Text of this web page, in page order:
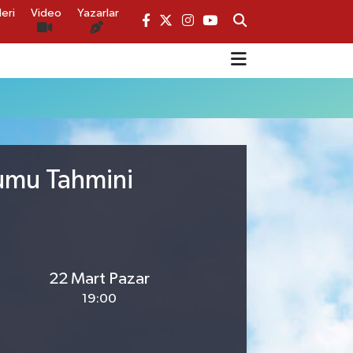
Video Yazarlar
Tahmini
22 Mart Pazar
19:00